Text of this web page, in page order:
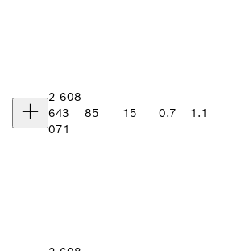
2 608
643
071
85 15 0.7 1.1